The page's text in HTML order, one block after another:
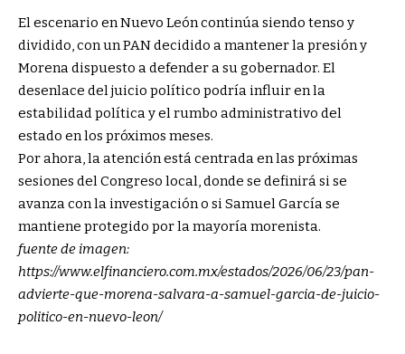
El escenario en Nuevo León continúa siendo tenso y
dividido, con un PAN decidido a mantener la presión y
Morena dispuesto a defender a su gobernador. El
desenlace del juicio político podría influir en la
estabilidad política y el rumbo administrativo del
estado en los próximos meses.
Por ahora, la atención está centrada en las próximas
sesiones del Congreso local, donde se definirá si se
avanza con la investigación o si Samuel García se
mantiene protegido por la mayoría morenista.
fuente de imagen:
https://www.elfinanciero.com.mx/estados/2026/06/23/pan-
advierte-que-morena-salvara-a-samuel-garcia-de-juicio-
politico-en-nuevo-leon/